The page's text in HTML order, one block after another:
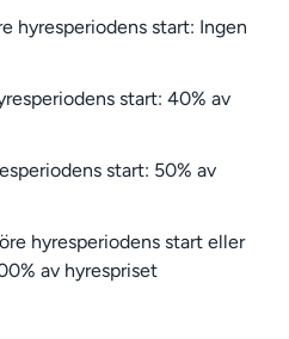
hyresperiodens start: Ingen
start: 40% av
start: 50% av
hyresperiodens start eller
av hyrespriset